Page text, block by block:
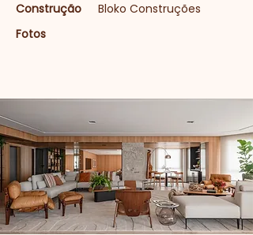
Construção
Bloko Construções
Fotos